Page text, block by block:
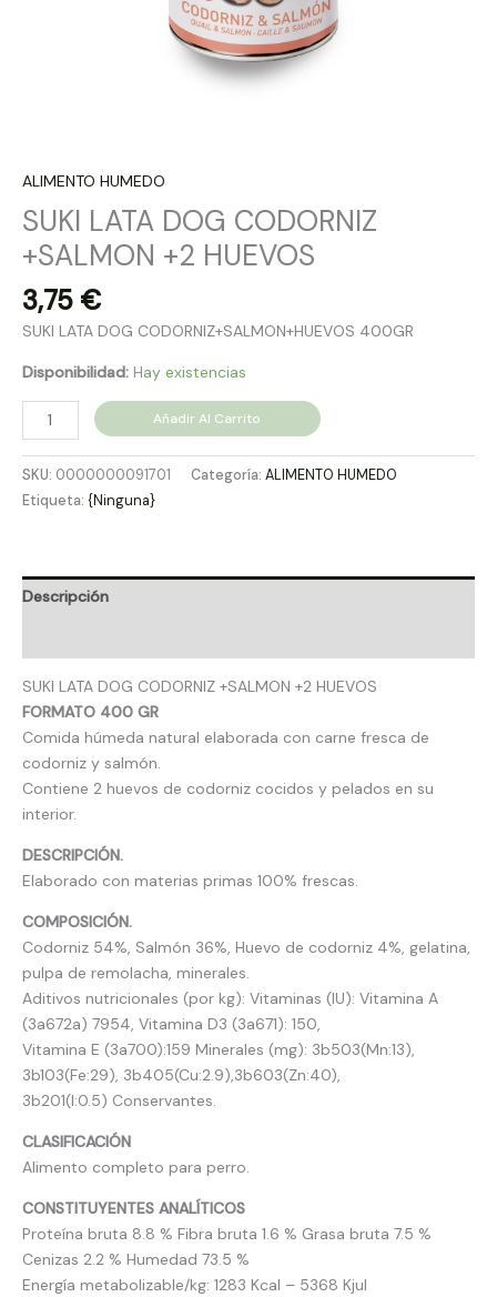
ALIMENTO HUMEDO
SUKI LATA DOG CODORNIZ
+SALMON +2 HUEVOS
3,75 €
SUKI LATA DOG CODORNIZ+SALMON+HUEVOS 400GR
Disponibilidad: Hay existencias
Añadir Al Carrito
SKU: 0000000091701 Categoría: ALIMENTO HUMEDO
Etiqueta: {Ninguna}
Descripción
SUKI LATA DOG CODORNIZ +SALMON +2 HUEVOS
FORMATO 400 GR
Comida húmeda natural elaborada con carne fresca de
codorniz y salmón.
Contiene 2 huevos de codorniz cocidos y pelados en su
interior.
DESCRIPCIÓN.
Elaborado con materias primas 100% frescas.
COMPOSICIÓN.
Codorniz 54%, Salmón 36%, Huevo de codorniz 4%, gelatina,
pulpa de remolacha, minerales.
Aditivos nutricionales (por kg): Vitaminas (IU): Vitamina A
(3a672a) 7954, Vitamina D3 (3a671): 150,
Vitamina E (3a700):159 Minerales (mg): 3b503(Mn:13),
3b103(Fe:29), 3b405(Cu:2.9),3b603(Zn:40),
3b201(I:0.5) Conservantes.
CLASIFICACIÓN
Alimento completo para perro.
CONSTITUYENTES ANALÍTICOS
Proteína bruta 8.8 % Fibra bruta 1.6 % Grasa bruta 7.5 %
Cenizas 2.2 % Humedad 73.5 %
Energía metabolizable/kg: 1283 Kcal – 5368 Kjul